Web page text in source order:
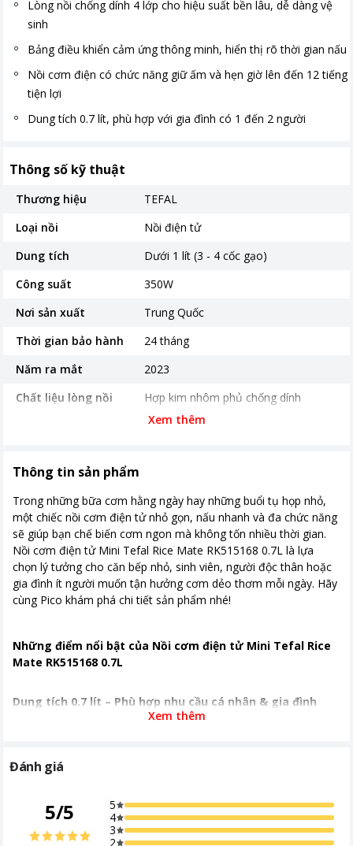
Lòng nồi chống dính 4 lớp cho hiệu suất bền lâu, dễ dàng vệ
sinh
Bảng điều khiển cảm ứng thông minh, hiển thị rõ thời gian nấu
Nồi cơm điện có chức năng giữ ấm và hẹn giờ lên đến 12 tiếng
tiện lợi
Dung tích 0.7 lít, phù hợp với gia đình có 1 đến 2 người
Thông số kỹ thuật
Thương hiệu
TEFAL
Loại nồi
Nồi điện tử
Dung tích
Dưới 1 lít (3 - 4 cốc gạo)
Công suất
350W
Nơi sản xuất
Trung Quốc
Thời gian bảo hành
24 tháng
Năm ra mắt
2023
Chất liệu lòng nồi
Hợp kim nhôm phủ chống dính
1.76 mm
Chương trình nấu
Cơm niêu Cháo Canh/Súp Thức ăn
em bé Bánh ngọt
Kích thước, khối lượng Ngang 21 cm - Cao 19 cm - Sâu 24
cm - Nặng 2.1 kg
Khoảng giá
Từ 1 - 2 triệu
Xem thêm
Thông tin sản phẩm
Trong những bữa cơm hằng ngày hay những buổi tụ họp nhỏ,
một chiếc nồi cơm điện tử nhỏ gọn, nấu nhanh và đa chức năng
sẽ giúp bạn chế biến cơm ngon mà không tốn nhiều thời gian.
Nồi cơm điện tử Mini Tefal Rice Mate RK515168 0.7L là lựa
chọn lý tưởng cho căn bếp nhỏ, sinh viên, người độc thân hoặc
gia đình ít người muốn tận hưởng cơm dẻo thơm mỗi ngày. Hãy
cùng Pico khám phá chi tiết sản phẩm nhé!
Những điểm nổi bật của Nồi cơm điện tử Mini Tefal Rice
Mate RK515168 0.7L
Dung tích 0.7 lít – Phù hợp nhu cầu cá nhân & gia đình
khoảng 1–3 người ăn, giúp bạn nấu cơm ngon mà không lãng
gian bếp, rất phù hợp với phòng trọ hoặc gian bếp diện tích hạn
Xem thêm
Đánh giá
5/5
5
4
3
2